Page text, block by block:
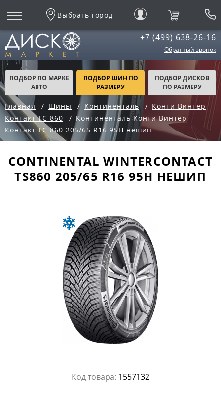
Выбрать город
+7 (499) 638-26-16
Обратный звонок
ПОДБОР ПО МАРКЕ
АВТО
ПОДБОР ШИН ПО
РАЗМЕРУ
ПОДБОР ДИСКОВ
ПО РАЗМЕРУ
Главная Шины Континенталь
Конти Винтер
Контакт ТС 860
Континенталь Конти Винтер
Контакт ТС 860 205/65 R16 95H нешип
CONTINENTAL WINTERCONTACT
TS860 205/65 R16 95H НЕШИП
Код товара: 1557132